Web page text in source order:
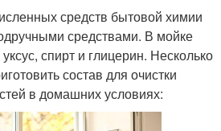
средств бытовой химии
средствами. В мойке
спирт и глицерин. Несколько
состав для очистки
в домашних условиях: